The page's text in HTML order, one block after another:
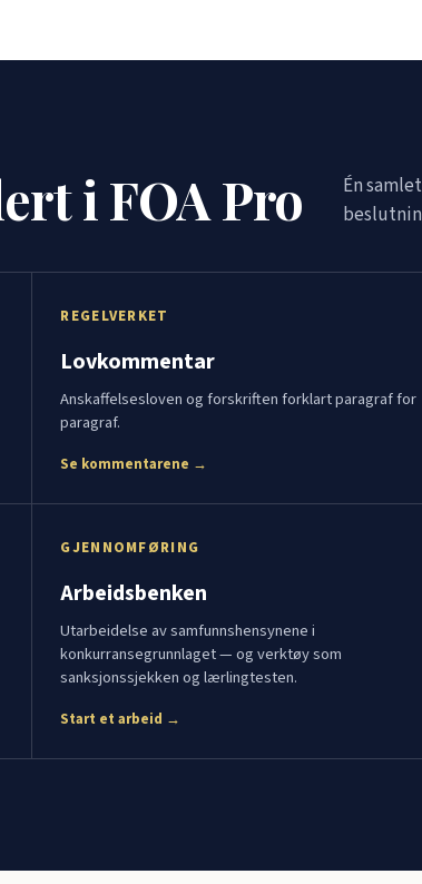
i FOA Pro
Én
REGELVERKET
Lovkommentar
Anskaffelsesloven og forskriften forklart paragraf for
paragraf.
Se kommentarene →
GJENNOMFØRING
Arbeidsbenken
Utarbeidelse av samfunnshensynene i
konkurransegrunnlaget — og verktøy som
sanksjonssjekken og lærlingtesten.
Start et arbeid →